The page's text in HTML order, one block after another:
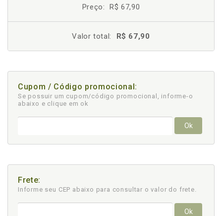
Preço: R$ 67,90
Valor total: R$ 67,90
Cupom / Código promocional:
Se possuir um cupom/código promocional, informe-o
abaixo e clique em ok
Ok
Frete:
Informe seu CEP abaixo para consultar o valor do frete.
Ok